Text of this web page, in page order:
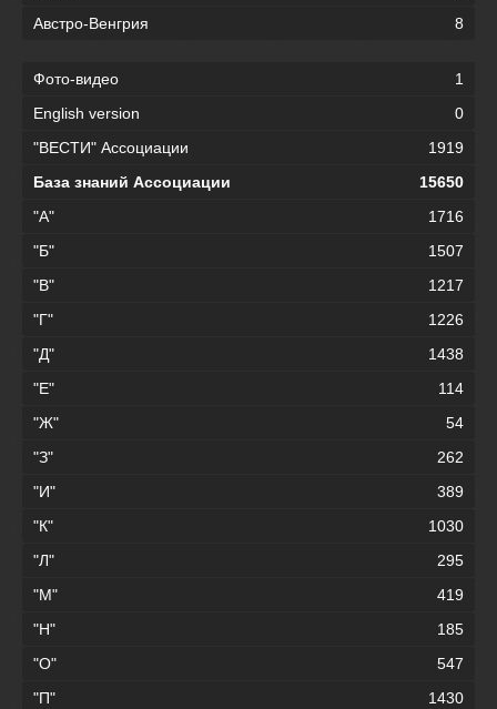
Австро-Венгрия
8
Фото-видео
1
English version
0
"ВЕСТИ" Ассоциации
1919
База знаний Ассоциации
15650
"А"
1716
"Б"
1507
"В"
1217
"Г"
1226
"Д"
1438
"Е"
114
"Ж"
54
"З"
262
"И"
389
"К"
1030
"Л"
295
"М"
419
"Н"
185
"О"
547
"П"
1430